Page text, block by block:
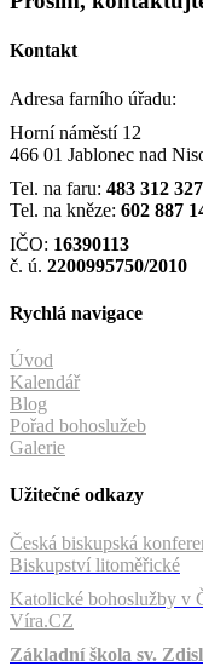
Kontakt
Adresa farního úřadu:
Horní náměstí 12
466 01 Jablonec nad
Tel. na faru: 483 312 327
Tel. na kněze: 602 887
IČO: 16390113
č. ú. 2200995750/2010
Rychlá navigace
Úvod
Kalendář
Blog
Pořad bohoslužeb
Galerie
Užitečné odkazy
Česká biskupská
Biskupství litoměřické
Katolické bohoslužby v
Víra.CZ
Základní škola sv.